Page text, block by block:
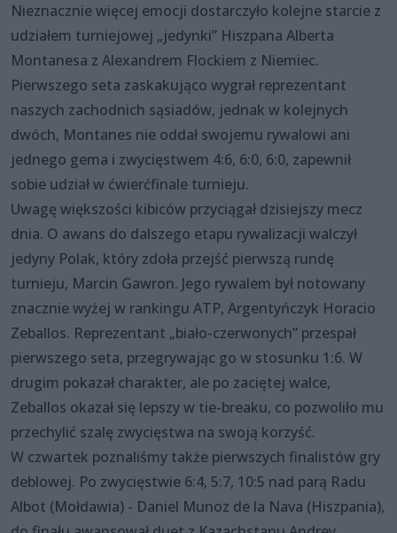
Nieznacznie więcej emocji dostarczyło kolejne starcie z
udziałem turniejowej „jedynki” Hiszpana Alberta
Montanesa z Alexandrem Flockiem z Niemiec.
Pierwszego seta zaskakująco wygrał reprezentant
naszych zachodnich sąsiadów, jednak w kolejnych
dwóch, Montanes nie oddał swojemu rywalowi ani
jednego gema i zwycięstwem 4:6, 6:0, 6:0, zapewnił
sobie udział w ćwierćfinale turnieju.
Uwagę większości kibiców przyciągał dzisiejszy mecz
dnia. O awans do dalszego etapu rywalizacji walczył
jedyny Polak, który zdoła przejść pierwszą rundę
turnieju, Marcin Gawron. Jego rywalem był notowany
znacznie wyżej w rankingu ATP, Argentyńczyk Horacio
Zeballos. Reprezentant „biało-czerwonych” przespał
pierwszego seta, przegrywając go w stosunku 1:6. W
drugim pokazał charakter, ale po zaciętej walce,
Zeballos okazał się lepszy w tie-breaku, co pozwoliło mu
przechylić szalę zwycięstwa na swoją korzyść.
W czwartek poznaliśmy także pierwszych finalistów gry
deblowej. Po zwycięstwie 6:4, 5:7, 10:5 nad parą Radu
Albot (Mołdawia) - Daniel Munoz de la Nava (Hiszpania),